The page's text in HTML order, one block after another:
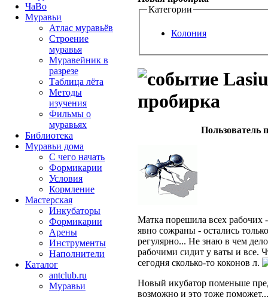
Категории
Колония
пробирка
Пользователь
Матка порешила всех рабочих
явно сожраны - остались
регулярно... Не знаю в чем
рабочими сидит у ваты и все.
сегодня сколько-то коконов л.
Новый икубатор поменьше
возможно и это тоже поможет...
ЧаВо
Муравьи
Атлас муравьёв
Строение
муравья
Муравейник в
разрезе
Таблица лёта
Методы
изучения
Фильмы о
муравьях
Библиотека
Муравьи дома
С чего начать
Формикарии
Условия
Кормление
Мастерская
Инкубаторы
Формикарии
Арены
Инструменты
Наполнители
Каталог
antclub.ru
Муравьи